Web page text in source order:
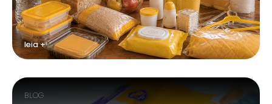
leia +
BLOG